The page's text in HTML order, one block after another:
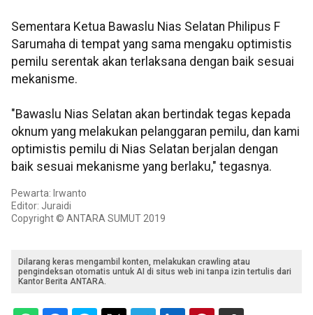
Sementara Ketua Bawaslu Nias Selatan Philipus F
Sarumaha di tempat yang sama mengaku optimistis
pemilu serentak akan terlaksana dengan baik sesuai
mekanisme.
"Bawaslu Nias Selatan akan bertindak tegas kepada
oknum yang melakukan pelanggaran pemilu, dan kami
optimistis pemilu di Nias Selatan berjalan dengan
baik sesuai mekanisme yang berlaku," tegasnya.
Pewarta: Irwanto
Editor: Juraidi
Copyright © ANTARA SUMUT 2019
Dilarang keras mengambil konten, melakukan crawling atau
pengindeksan otomatis untuk AI di situs web ini tanpa izin tertulis dari
Kantor Berita ANTARA.